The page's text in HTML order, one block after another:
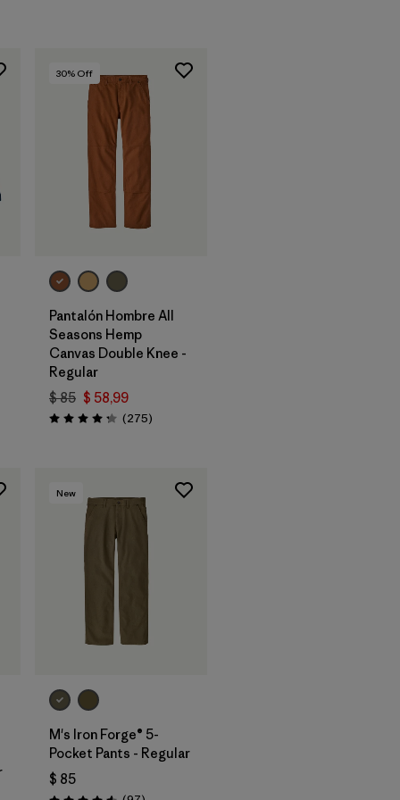
30% Off
Pantalón Hombre All
Seasons Hemp
Canvas Double Knee -
Regular
$ 85 $ 58,99
Valoración: 4.2 / 5
(275Comentarios
)
New
M's Iron Forge® 5-
Pocket Pants - Regular
$ 85